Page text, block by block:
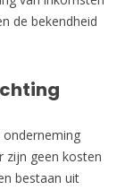
de bekendheid
zijn geen kosten
bestaan uit